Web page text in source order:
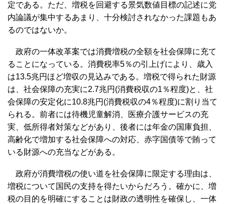
定である。ただ、増税を回避する景気数値目標の記述に党
内論議が集中するあまり、十分検討されなかった課題もあ
るのではないか。
政府の一体改革案では消費増税の全額を社会保障に充て
ることになっている。消費税率5％の引上げにより、歳入
は13.5兆円ほど増収の見込みである。増税で得られた財源
は、社会保障の充実に2.7兆円(消費税収の1％程度)と、社
会保障の安定化に10.8兆円(消費税収の4％程度)に割り当て
られる。前者には待機児童解消、医療介護サービスの充
実、低所得者対策などがあり、後者には年金の国庫負担、
高齢化で増加する社会保障への対応、赤字国債等で賄って
いる財源への充当などがある。
政府が消費増税の使い道を社会保障に限定する理由は、
増税について国民の支持を得たいからだろう。確かに、増
税の目的を明確にすることは財政の透明性を確保し、一体